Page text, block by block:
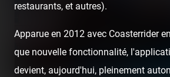
restaurants, et autres).
Apparue en 2012 avec Coasterrider
que nouvelle fonctionnalité,
devient, aujourd'hui, pleinement